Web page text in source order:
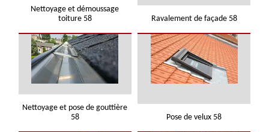
Nettoyage et démoussage
toiture 58
Ravalement de façade 58
Nettoyage et pose de gouttière
58
Pose de velux 58